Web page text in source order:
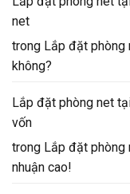
net
trong Lắp đặt phòng
không?
Lắp đặt phòng net
vốn
trong Lắp đặt phòng
nhuận cao!